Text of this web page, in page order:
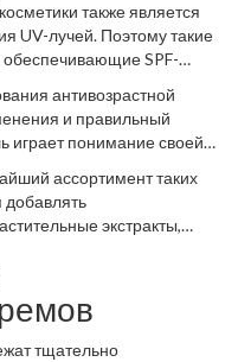
также является
UV-лучей. Поэтому такие
SPF-
лучи.
крем должен
фоторазрушению.
антивозрастной
и правильный
играет понимание своей
рекомендуют учитывать
вы живёте, и даже время
ассортимент таких
добавлять
экстракты,
придерживаться
чтобы достичь
тщательно